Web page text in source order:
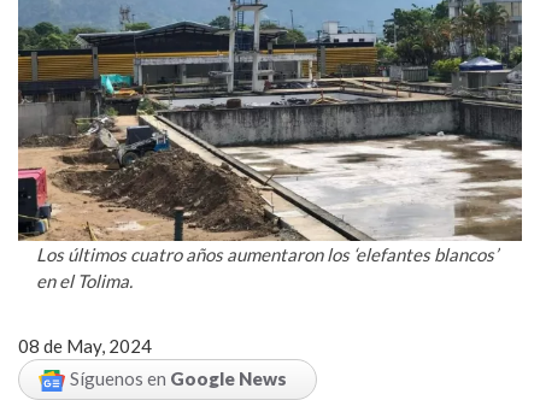
Los últimos cuatro años aumentaron los ‘elefantes blancos’
en el Tolima.
08 de May, 2024
Síguenos en Google News